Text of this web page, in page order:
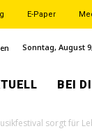
E-Paper
Sonntag, August
BEI
sorgt für